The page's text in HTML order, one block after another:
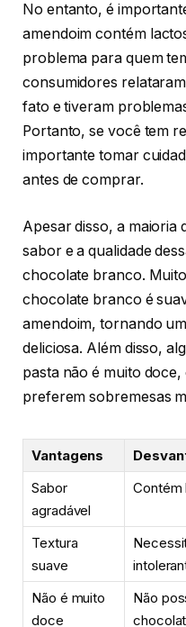
No entanto, é
amendoim contém
problema para quem
consumidores
fato e tiveram
Portanto, se você tem
importante tomar
antes de comprar.
Apesar disso, a maioria
sabor e a qualidade
chocolate branco.
chocolate branco é
amendoim, tornando
deliciosa. Além disso,
pasta não é muito
preferem sobremesas
Vantagens
Sabor
agradável
Contém
Textura
suave
Não é muito
doce
Não